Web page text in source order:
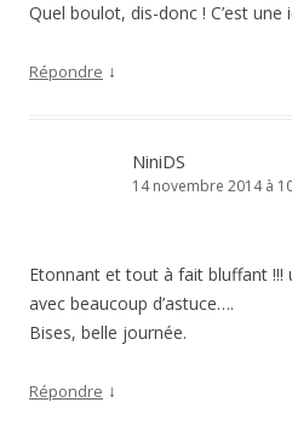
Quel boulot, dis-donc ! C’est une
Répondre ↓
NiniDS
14 novembre 2014 à
Etonnant et tout à fait bluffant !!!
avec beaucoup d’astuce….
Bises, belle journée.
Répondre ↓